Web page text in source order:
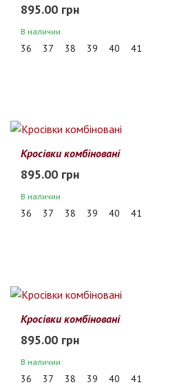
895.00 грн
В наличии
36 37 38 39 40 41
Кросівки комбіновані
895.00 грн
В наличии
36 37 38 39 40 41
Кросівки комбіновані
895.00 грн
В наличии
36 37 38 39 40 41